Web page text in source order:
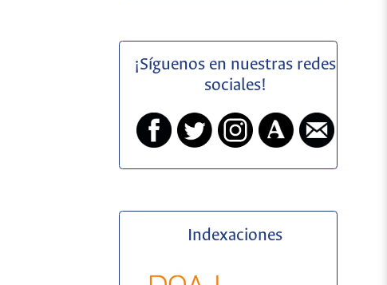
¡Síguenos en nuestras redes
sociales!
Indexaciones